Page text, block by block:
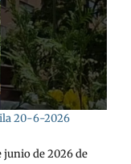
20-6-2026
junio de 2026 de